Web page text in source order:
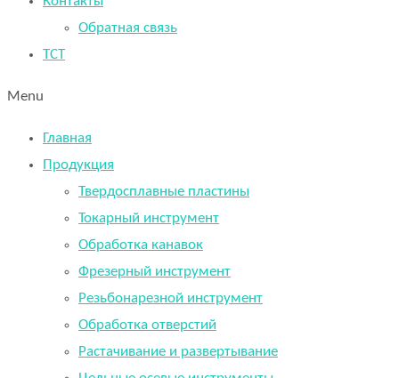
Обратная связь
TCT
Menu
Главная
Продукция
Твердосплавные пластины
Токарный инструмент
Обработка канавок
Фрезерный инструмент
Резьбонарезной инструмент
Обработка отверстий
Растачивание и развертывание